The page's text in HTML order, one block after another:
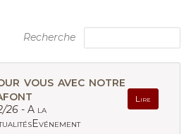
Recherche
vous avec notre
Lire
26 - A la